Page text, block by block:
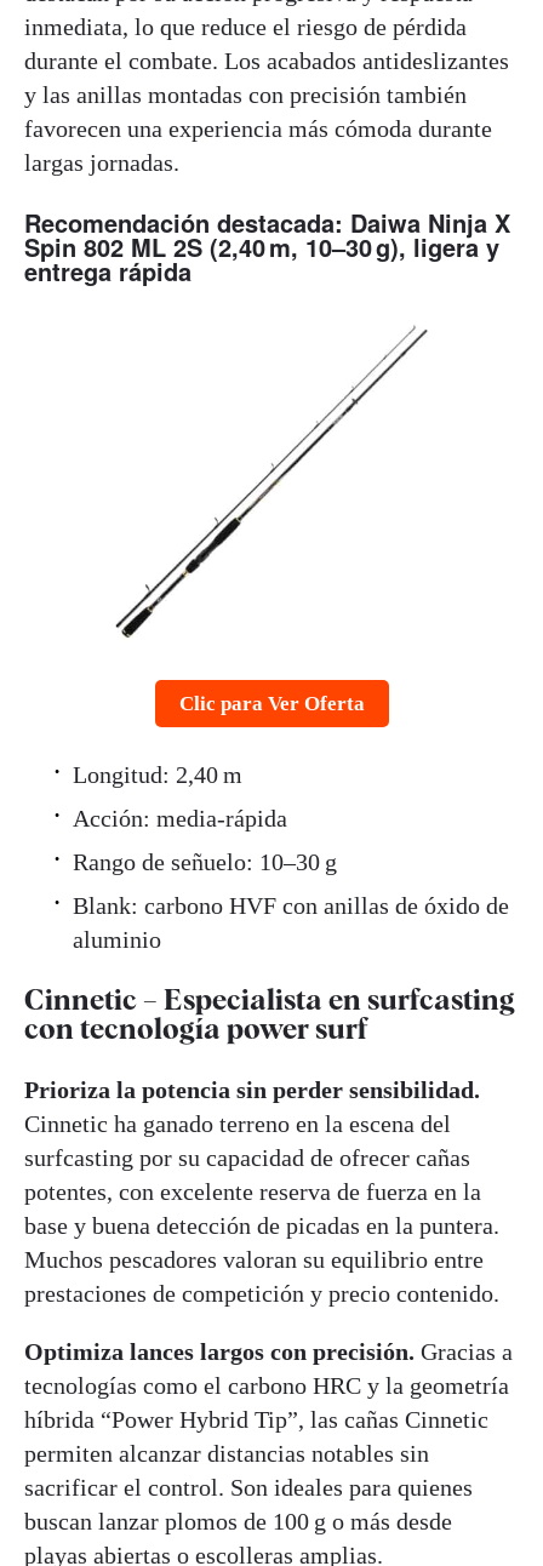
inmediata, lo que reduce el riesgo de pérdida
durante el combate. Los acabados antideslizantes
y las anillas montadas con precisión también
favorecen una experiencia más cómoda durante
largas jornadas.
Recomendación destacada: Daiwa Ninja X
Spin 802 ML 2S (2,40 m, 10–30 g), ligera y
entrega rápida
Clic para Ver Oferta
Longitud: 2,40 m
Acción: media-rápida
Rango de señuelo: 10–30 g
Blank: carbono HVF con anillas de óxido de
aluminio
Cinnetic – Especialista en surfcasting
con tecnología power surf
Prioriza la potencia sin perder sensibilidad.
Cinnetic ha ganado terreno en la escena del
surfcasting por su capacidad de ofrecer cañas
potentes, con excelente reserva de fuerza en la
base y buena detección de picadas en la puntera.
Muchos pescadores valoran su equilibrio entre
prestaciones de competición y precio contenido.
Optimiza lances largos con precisión. Gracias a
tecnologías como el carbono HRC y la geometría
híbrida “Power Hybrid Tip”, las cañas Cinnetic
permiten alcanzar distancias notables sin
sacrificar el control. Son ideales para quienes
buscan lanzar plomos de 100 g o más desde
playas abiertas o escolleras amplias.